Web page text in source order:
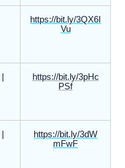
https://bit.ly/3QX6I
Vu
https://bit.ly/3pHc
PSf
https://bit.ly/3dW
mFwF